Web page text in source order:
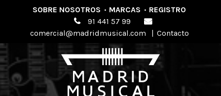
SOBRE NOSOTROS · MARCAS · REGISTRO
91 441 57 99
comercial@madridmusical.com
| Contacto